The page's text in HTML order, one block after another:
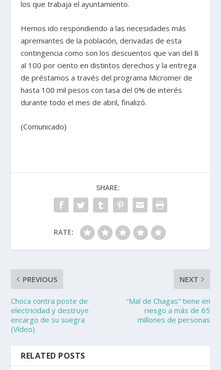
los que trabaja el ayuntamiento.
Hemos ido respondiendo a las necesidades más
apremiantes de la población, derivadas de esta
contingencia como son los descuentos que van del 8
al 100 por ciento en distintos derechos y la entrega
de préstamos a través del programa Micromer de
hasta 100 mil pesos con tasa del 0% de interés
durante todo el mes de abril, finalizó.
(Comunicado)
SHARE:
RATE:
PREVIOUS
Choca contra poste de
electricidad y destruye
encargo de su suegra
(Vídeo)
NEXT
“Mal de Chagas” tiene en
riesgo a más de 65
millones de personas
RELATED POSTS